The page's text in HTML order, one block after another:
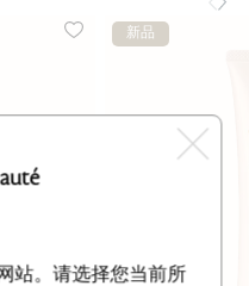
新品
站。请选择您当前所